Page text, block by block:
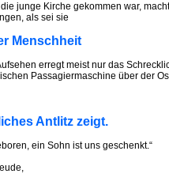
junge Kirche gekommen war,
als sei sie
Menschheit
erregt meist nur das
Passagiermaschine über der
Antlitz zeigt.
ein Sohn ist uns geschenkt.“